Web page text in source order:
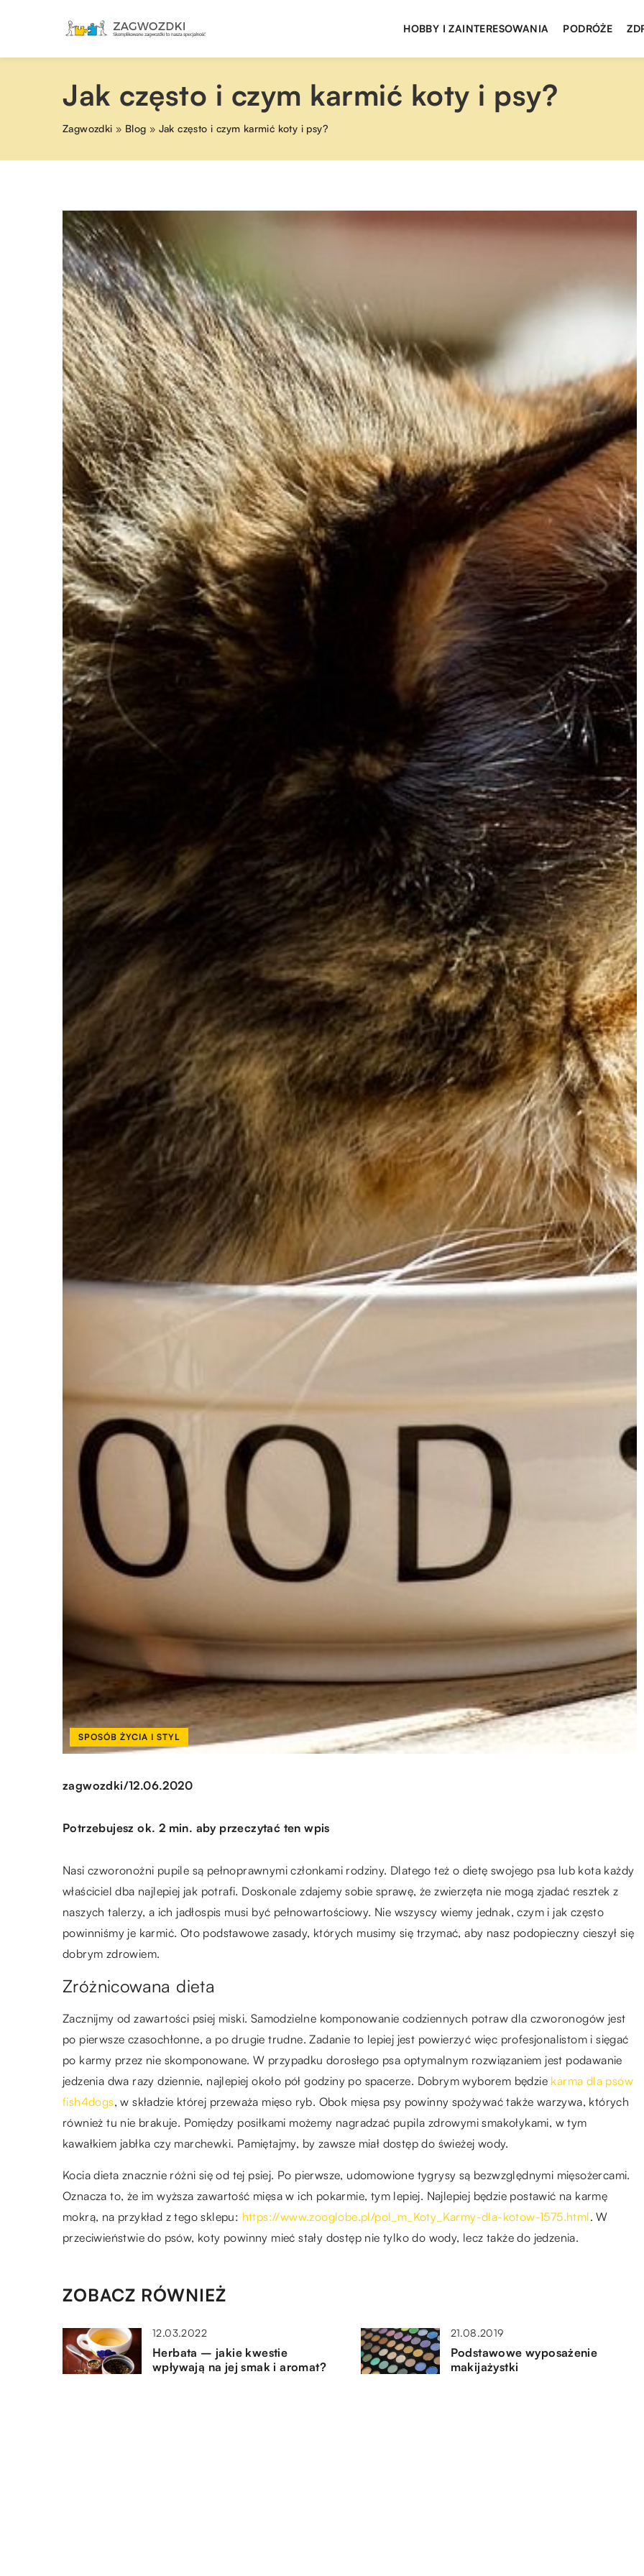
HOBBY I ZAINTERESOWANIA PODRÓŻE
Jak często i czym karmić koty i psy?
Zagwozdki » Blog » Jak często i czym karmić koty i psy?
SPOSÓB ŻYCIA I STYL
zagwozdki/12.06.2020
Potrzebujesz ok. 2 min. aby przeczytać ten wpis
Nasi czworonożni pupile są pełnoprawnymi członkami rodziny. Dlatego też o dietę swojego psa lub kota każdy
właściciel dba najlepiej jak potrafi. Doskonale zdajemy sobie sprawę, że zwierzęta nie mogą zjadać resztek z
naszych talerzy, a ich jadłospis musi być pełnowartościowy. Nie wszyscy wiemy jednak, czym i jak często
powinniśmy je karmić. Oto podstawowe zasady, których musimy się trzymać, aby nasz podopieczny cieszył się
dobrym zdrowiem.
Zróżnicowana dieta
Zacznijmy od zawartości psiej miski. Samodzielne komponowanie codziennych potraw dla czworonogów jest
po pierwsze czasochłonne, a po drugie trudne. Zadanie to lepiej jest powierzyć więc profesjonalistom i sięgać
po karmy przez nie skomponowane. W przypadku dorosłego psa optymalnym rozwiązaniem jest podawanie
jedzenia dwa razy dziennie, najlepiej około pół godziny po spacerze. Dobrym wyborem będzie karma dla psów
fish4dogs, w składzie której przeważa mięso ryb. Obok mięsa psy powinny spożywać także warzywa, których
również tu nie brakuje. Pomiędzy posiłkami możemy nagradzać pupila zdrowymi smakołykami, w tym
kawałkiem jabłka czy marchewki. Pamiętajmy, by zawsze miał dostęp do świeżej wody.
Kocia dieta znacznie różni się od tej psiej. Po pierwsze, udomowione tygrysy są bezwzględnymi mięsożercami.
Oznacza to, że im wyższa zawartość mięsa w ich pokarmie, tym lepiej. Najlepiej będzie postawić na karmę
mokrą, na przykład z tego sklepu: https://www.zooglobe.pl/pol_m_Koty_Karmy-dla-kotow-1575.html. W
przeciwieństwie do psów, koty powinny mieć stały dostęp nie tylko do wody, lecz także do jedzenia.
ZOBACZ RÓWNIEŻ
12.03.2022
Herbata – jakie kwestie
wpływają na jej smak i aromat?
21.08.2019
Podstawowe wyposażenie
makijażystki